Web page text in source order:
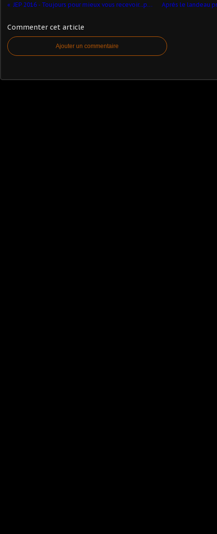
JEP 2016 - Toujours pour mieux vous recevoir...peinture des sols, suite..
Commenter cet article
Ajouter un commentaire